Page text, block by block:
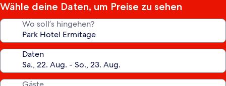
Wähle deine Daten, um Preise zu sehen
Wo soll’s hingehen?
Daten